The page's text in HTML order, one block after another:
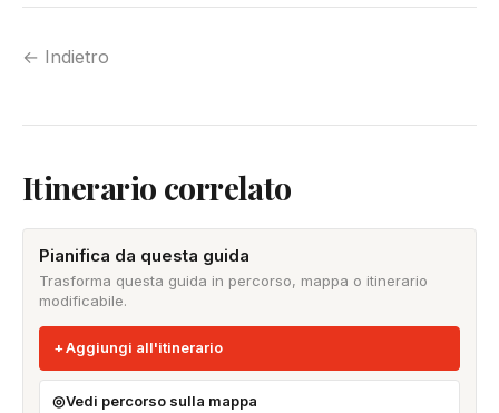
← Indietro
Itinerario correlato
Pianifica da questa guida
Trasforma questa guida in percorso, mappa o itinerario
modificabile.
Aggiungi all'itinerario
Vedi percorso sulla mappa